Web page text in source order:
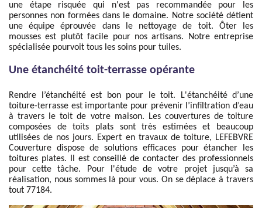
une étape risquée qui n'est pas recommandée pour les
personnes non formées dans le domaine. Notre société détient
une équipe éprouvée dans le nettoyage de toit. Ôter les
mousses est plutôt facile pour nos artisans. Notre entreprise
spécialisée pourvoit tous les soins pour tuiles.
Une étanchéité toit-terrasse opérante
Rendre l’étanchéité est bon pour le toit. L'étanchéité d’une
toiture-terrasse est importante pour prévenir l’infiltration d’eau
à travers le toit de votre maison. Les couvertures de toiture
composées de toits plats sont très estimées et beaucoup
utilisées de nos jours. Expert en travaux de toiture, LEFEBVRE
Couverture dispose de solutions efficaces pour étancher les
toitures plates. Il est conseillé de contacter des professionnels
pour cette tâche. Pour l'étude de votre projet jusqu’à sa
réalisation, nous sommes là pour vous. On se déplace à travers
tout 77184.